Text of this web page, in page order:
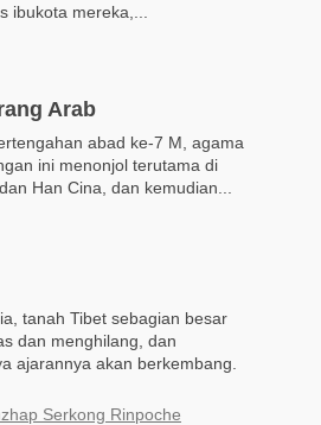
ibukota mereka,...
Arab
abad ke-7 M, agama
ini menonjol terutama di
Han Cina, dan kemudian...
tanah Tibet sebagian besar
dan menghilang, dan
ajarannya akan berkembang.
Serkong Rinpoche